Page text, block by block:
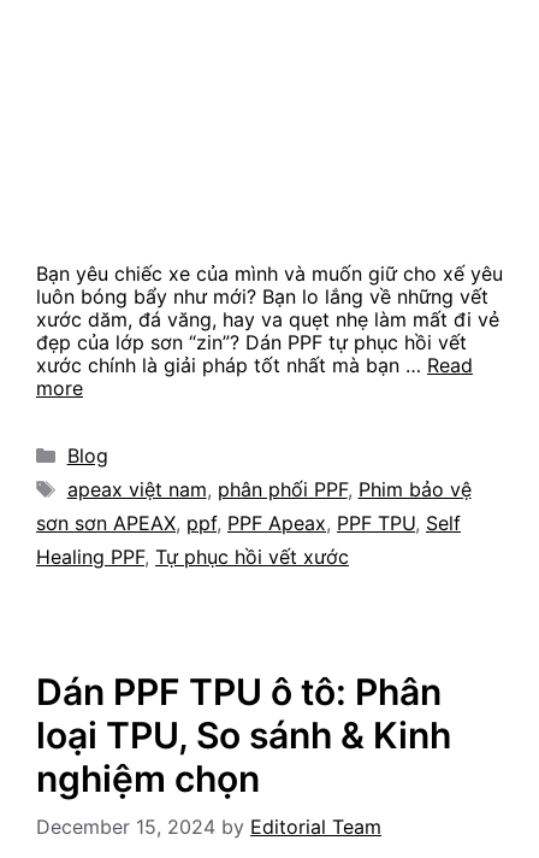
Bạn yêu chiếc xe của mình và muốn giữ cho xế yêu
luôn bóng bẩy như mới? Bạn lo lắng về những vết
xước dăm, đá văng, hay va quẹt nhẹ làm mất đi vẻ
đẹp của lớp sơn “zin”? Dán PPF tự phục hồi vết
xước chính là giải pháp tốt nhất mà bạn … Read
more
Categories
Blog
Tags
apeax việt nam, phân phối PPF, Phim bảo vệ
sơn sơn APEAX, ppf, PPF Apeax, PPF TPU, Self
Healing PPF, Tự phục hồi vết xước
Dán PPF TPU ô tô: Phân
loại TPU, So sánh & Kinh
nghiệm chọn
December 15, 2024 by Editorial Team